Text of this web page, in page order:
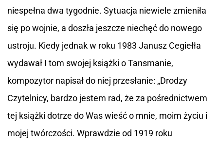
niespełna dwa tygodnie. Sytuacja niewiele zmieniła
się po wojnie, a doszła jeszcze niechęć do nowego
ustroju. Kiedy jednak w roku 1983 Janusz Cegiełła
wydawał I tom swojej książki o Tansmanie,
kompozytor napisał do niej przesłanie: „Drodzy
Czytelnicy, bardzo jestem rad, że za pośrednictwem
tej książki dotrze do Was wieść o mnie, moim życiu i
mojej twórczości. Wprawdzie od 1919 roku